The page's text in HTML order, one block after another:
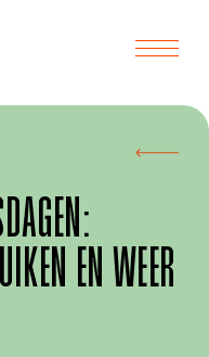
EN WEER